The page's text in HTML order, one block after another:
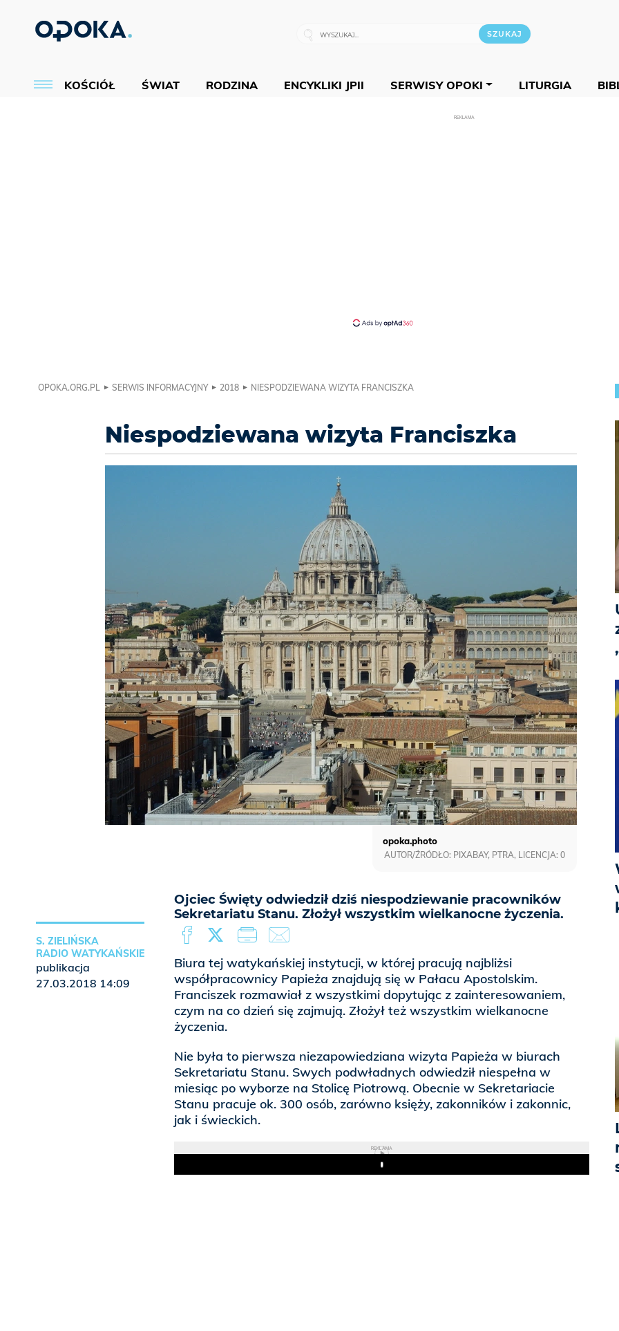
KOŚCIÓŁ ŚWIAT RODZINA ENCYKLIKI JPII SERWISY OPOKI LITURGIA
REKLAMA
OPOKA.ORG.PL SERWIS INFORMACYJNY 2018 NIESPODZIEWANA WIZYTA FRANCISZKA
Niespodziewana wizyta Franciszka
Ojciec Święty odwiedził dziś niespodziewanie pracowników
Sekretariatu Stanu. Złożył wszystkim wielkanocne życzenia.
opoka.photo
AUTOR/ŹRÓDŁO: PIXABAY, PTRA, LICENCJA: 0
Biura tej watykańskiej instytucji, w której pracują najbliżsi
współpracownicy Papieża znajdują się w Pałacu Apostolskim.
Franciszek rozmawiał z wszystkimi dopytując z zainteresowaniem,
czym na co dzień się zajmują. Złożył też wszystkim wielkanocne
życzenia.
Nie była to pierwsza niezapowiedziana wizyta Papieża w biurach
Sekretariatu Stanu. Swych podwładnych odwiedził niespełna w
miesiąc po wyborze na Stolicę Piotrową. Obecnie w Sekretariacie
Stanu pracuje ok. 300 osób, zarówno księży, zakonników i zakonnic,
jak i świeckich.
REKLAMA
Play
S. ZIELIŃSKA
RADIO WATYKAŃSKIE
publikacja
27.03.2018 14:09